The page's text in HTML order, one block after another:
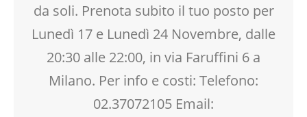
SOCIALIZZAZIONE
SPAZIO
TEMPO LIBERO
VIA FARUFFINI
da soli. Prenota subito il tuo posto per
Lunedì 17 e Lunedì 24 Novembre, dalle
20:30 alle 22:00, in via Faruffini 6 a
Milano. Per info e costi: Telefono:
02.37072105 Email: